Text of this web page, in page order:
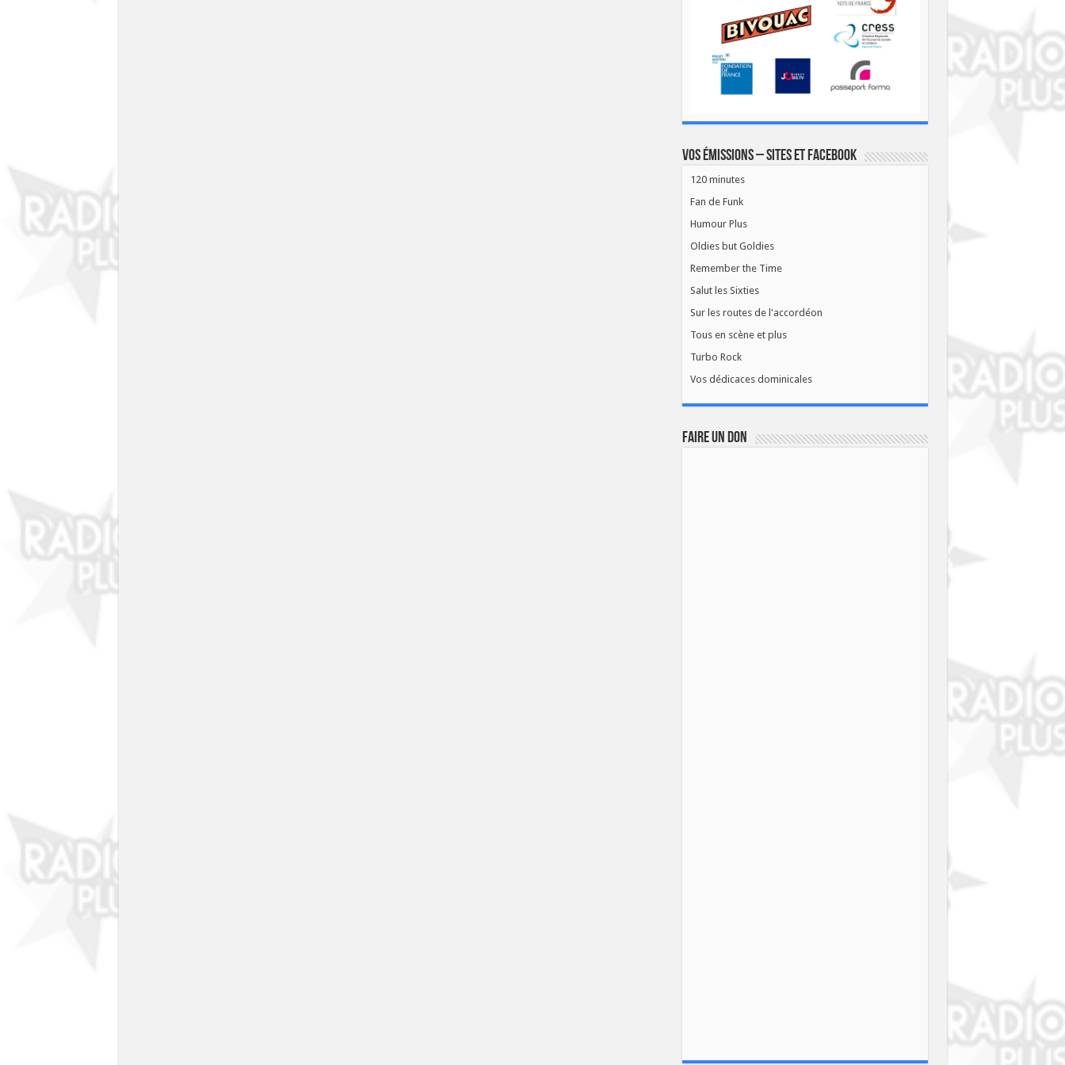
Vos émissions – Sites et Facebook
120 minutes
Fan de Funk
Humour Plus
Oldies but Goldies
Remember the Time
Salut les Sixties
Sur les routes de l'accordéon
Tous en scène et plus
Turbo Rock
Vos dédicaces dominicales
FAIRE UN DON